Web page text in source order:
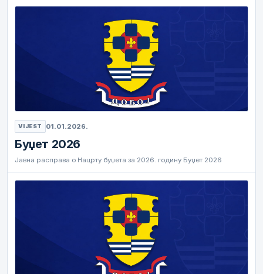
VIJEST 01.01.2026.
Буџет 2026
Јавна расправа о Нацрту буџета за 2026. годину Буџет 2026